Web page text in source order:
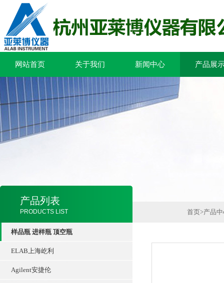
网站首页 关于我们 新闻中心 产品展
产品列表
PRODUCTS LIST
样品瓶 进样瓶 顶空瓶
ELAB上海屹利
Agilent安捷伦
首页>产品